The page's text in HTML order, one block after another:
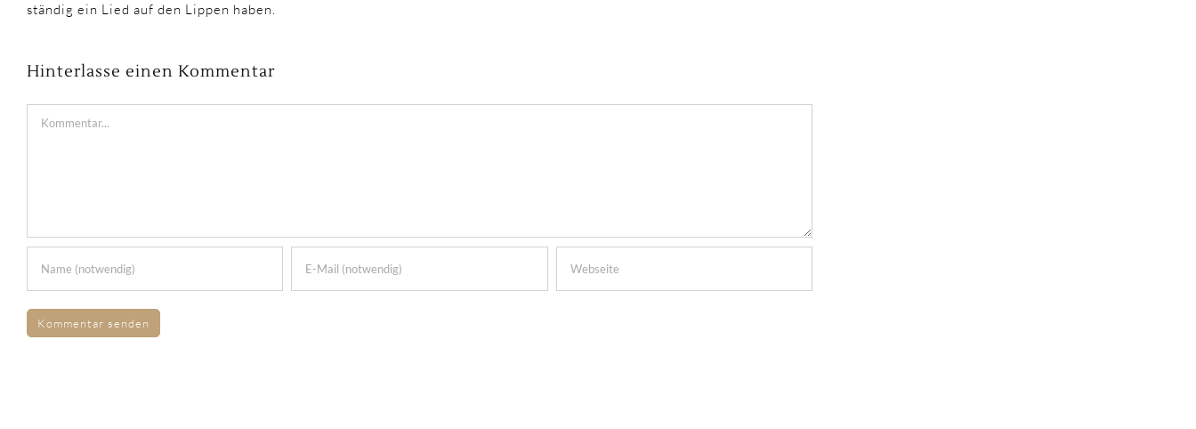
ständig ein Lied auf den Lippen haben.
Hinterlasse einen Kommentar
Kommentar